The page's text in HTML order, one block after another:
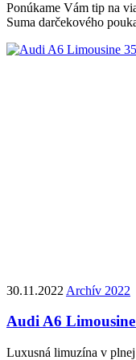
Ponúkame Vám tip na
Suma darčekového
30.11.2022 Archív 2022
Audi A6
Luxusná limuzína v